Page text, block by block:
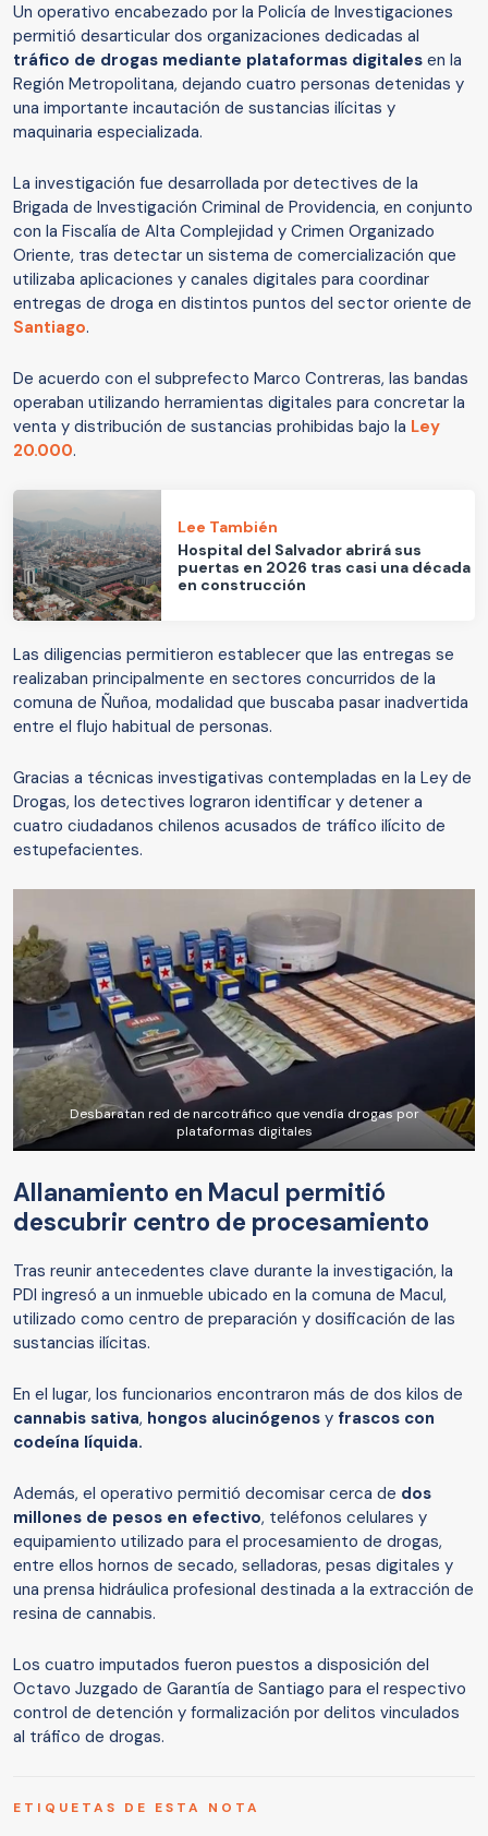
Un operativo encabezado por la Policía de Investigaciones
permitió desarticular dos organizaciones dedicadas al
tráfico de drogas mediante plataformas digitales en la
Región Metropolitana, dejando cuatro personas detenidas y
una importante incautación de sustancias ilícitas y
maquinaria especializada.
La investigación fue desarrollada por detectives de la
Brigada de Investigación Criminal de Providencia, en conjunto
con la Fiscalía de Alta Complejidad y Crimen Organizado
Oriente, tras detectar un sistema de comercialización que
utilizaba aplicaciones y canales digitales para coordinar
entregas de droga en distintos puntos del sector oriente de
Santiago.
De acuerdo con el subprefecto Marco Contreras, las bandas
operaban utilizando herramientas digitales para concretar la
venta y distribución de sustancias prohibidas bajo la Ley
20.000.
Lee También
Hospital del Salvador abrirá sus
puertas en 2026 tras casi una década
en construcción
Las diligencias permitieron establecer que las entregas se
realizaban principalmente en sectores concurridos de la
comuna de Ñuñoa, modalidad que buscaba pasar inadvertida
entre el flujo habitual de personas.
Gracias a técnicas investigativas contempladas en la Ley de
Drogas, los detectives lograron identificar y detener a
cuatro ciudadanos chilenos acusados de tráfico ilícito de
estupefacientes.
Desbaratan red de narcotráfico que vendía drogas por
plataformas digitales
Allanamiento en Macul permitió
descubrir centro de procesamiento
Tras reunir antecedentes clave durante la investigación, la
PDI ingresó a un inmueble ubicado en la comuna de Macul,
utilizado como centro de preparación y dosificación de las
sustancias ilícitas.
En el lugar, los funcionarios encontraron más de dos kilos de
cannabis sativa, hongos alucinógenos y frascos con
codeína líquida.
Además, el operativo permitió decomisar cerca de dos
millones de pesos en efectivo, teléfonos celulares y
equipamiento utilizado para el procesamiento de drogas,
entre ellos hornos de secado, selladoras, pesas digitales y
una prensa hidráulica profesional destinada a la extracción de
resina de cannabis.
Los cuatro imputados fueron puestos a disposición del
Octavo Juzgado de Garantía de Santiago para el respectivo
control de detención y formalización por delitos vinculados
al tráfico de drogas.
ETIQUETAS DE ESTA NOTA